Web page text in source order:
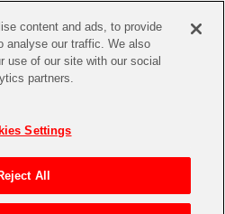
アイドル検索
content and ads, to provide
analyse our traffic. We also
use of our site with our social
partners.
Settings
All